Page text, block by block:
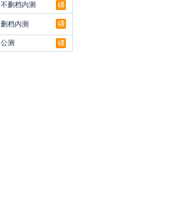
不删档内测
删档内测
公测